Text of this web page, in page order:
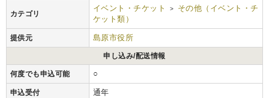
カテゴリ
イベント・チケット >
その他（イベント・チ
ケット類）
提供元 島原市役所
申し込み/配送情報
何度でも申込可能 ○
申込受付 通年